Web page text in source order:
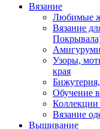
Вязание
Любимые
Вязание
Узоры,
края
Обучение
Вязание
Вышивание